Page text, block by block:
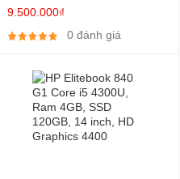
15.6 Inch, HD Graphics 520
9.500.000₫
0 đánh giá